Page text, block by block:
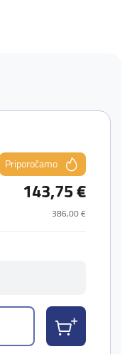
Priporočamo
143,75 €
386,00 €